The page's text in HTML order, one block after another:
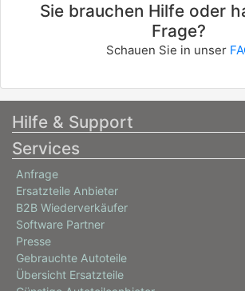
Sie brauchen Hilfe oder
Frage?
Schauen Sie in unser
Hilfe & Support
Services
Anfrage
Ersatzteile Anbieter
B2B Wiederverkäufer
Software Partner
Presse
Gebrauchte Autoteile
Übersicht Ersatzteile